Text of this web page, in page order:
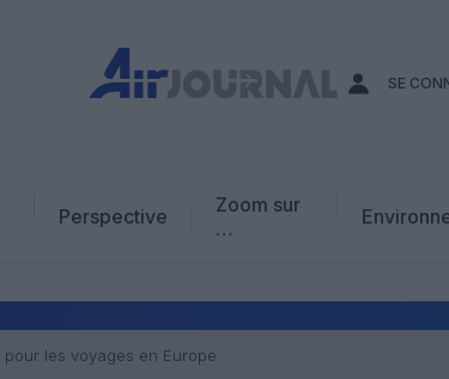
SE
Perspective
Zoom sur
…
Avis d’expert
les voyages en Europe